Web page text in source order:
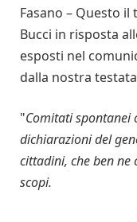
Fasano – Questo
Bucci in risposta
esposti nel
dalla nostra
"Comitati spontanei
dichiarazioni del
cittadini, che ben ne
scopi.